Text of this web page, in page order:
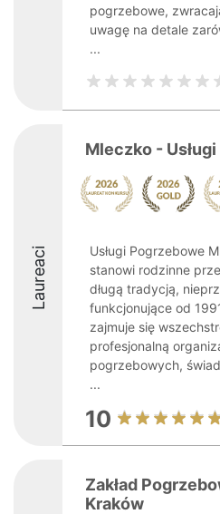
pogrzebowe,
uwagę na detale
...
Laureaci
Mleczko -
Usługi Pogrzebowe
stanowi rodzinne
długą tradycją,
funkcjonujące od
zajmuje się
profesjonalną
pogrzebowych,
...
10
Zakład
Kraków